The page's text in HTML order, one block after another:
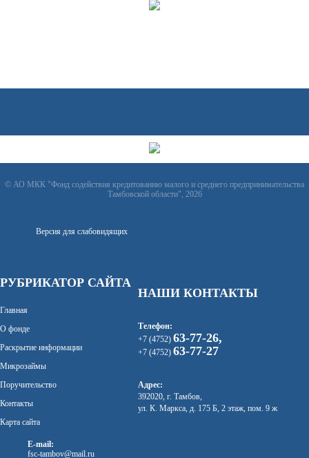
© АО МКК "Фонд содействия кредитованию малого и среднего предпринимательства
Тамбовской области", 2026
Версия для слабовидящих
РУБРИКАТОР САЙТА
Главная
О фонде
Раскрытие информации
Микрозаймы
Поручительство
Контакты
Карта сайта
НАШИ КОНТАКТЫ
Телефон:
+7 (4752) 63-77-26,
+7 (4752) 63-77-27
Адрес:
392020, г. Тамбов,
ул. К. Маркса, д. 175 Б, 2 этаж, пом. 9 ж
E-mail:
fsc-tambov@mail.ru